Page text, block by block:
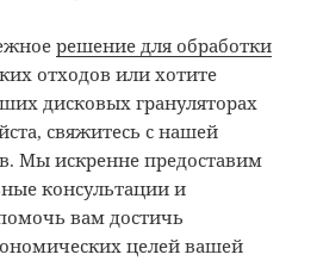
решение для обработки
отходов или хотите
дисковых грануляторах
свяжитесь с нашей
Мы искренне предоставим
консультации и
вам достичь
целей вашей